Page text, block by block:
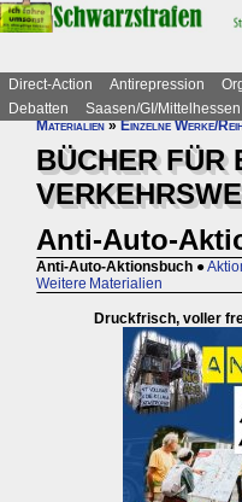
Direct-Action Antirepression
Debatten
Saasen/GI/Mittelhessen
Materialien»Einzelne Werke/
BÜCHER FÜR
Anti-Auto-
Anti-Auto-Aktionsbuch ●
Weitere Materialien
Druckfrisch, voller